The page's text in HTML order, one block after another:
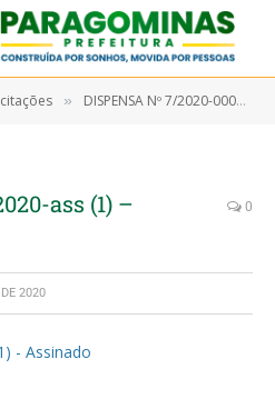
» DISPENSA Nº 7/2020-00018 (Aquisição de materiais hospitalar, objetivando atender a Secretaria Municipal de Saúde e seus Programas)
ass (1) –
0
2020
- Assinado